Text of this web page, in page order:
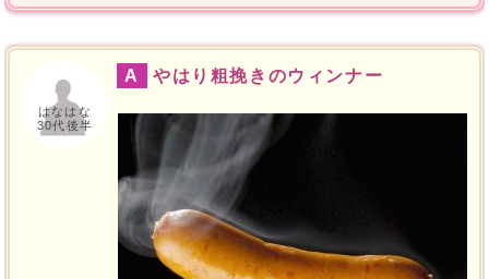
はなはな
30代後半
A やはり粗挽きのウィンナー